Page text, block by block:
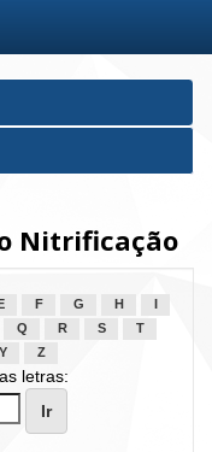
Nitrificação
E F G H
Q R S
T
Y Z
letras: